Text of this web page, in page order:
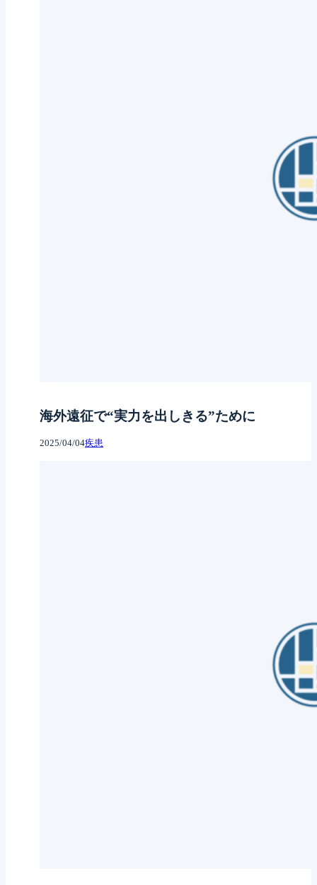
海外遠征で“実力を出しきる”ために
2025/04/04疾患